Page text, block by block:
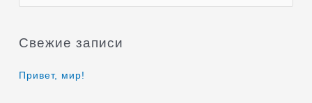
о
с
Свежие записи
Привет, мир!